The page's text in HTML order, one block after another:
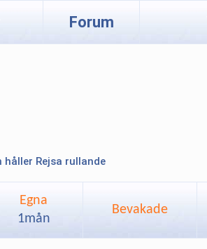
Forum
Rejsa rullande
Egna
1mån
Bevakade